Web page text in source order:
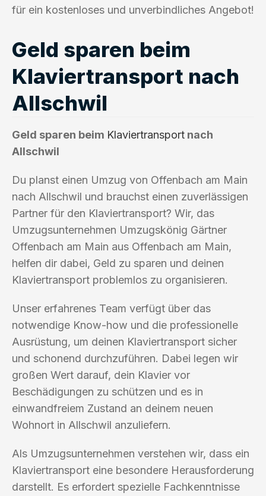
für ein kostenloses und unverbindliches Angebot!
Geld sparen beim
Klaviertransport nach
Allschwil
Geld sparen beim Klaviertransport nach
Allschwil
Du planst einen Umzug von Offenbach am Main
nach Allschwil und brauchst einen zuverlässigen
Partner für den Klaviertransport? Wir, das
Umzugsunternehmen Umzugskönig Gärtner
Offenbach am Main aus Offenbach am Main,
helfen dir dabei, Geld zu sparen und deinen
Klaviertransport problemlos zu organisieren.
Unser erfahrenes Team verfügt über das
notwendige Know-how und die professionelle
Ausrüstung, um deinen Klaviertransport sicher
und schonend durchzuführen. Dabei legen wir
großen Wert darauf, dein Klavier vor
Beschädigungen zu schützen und es in
einwandfreiem Zustand an deinem neuen
Wohnort in Allschwil anzuliefern.
Als Umzugsunternehmen verstehen wir, dass ein
Klaviertransport eine besondere Herausforderung
darstellt. Es erfordert spezielle Fachkenntnisse